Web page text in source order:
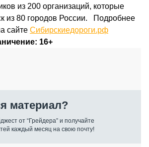
из 200 организаций, которые
из 80 городов России. Подробнее
сайте Сибирскиедороги.рф
16+
материал?
от “Грейдера” и получайте
каждый месяц на свою почту!